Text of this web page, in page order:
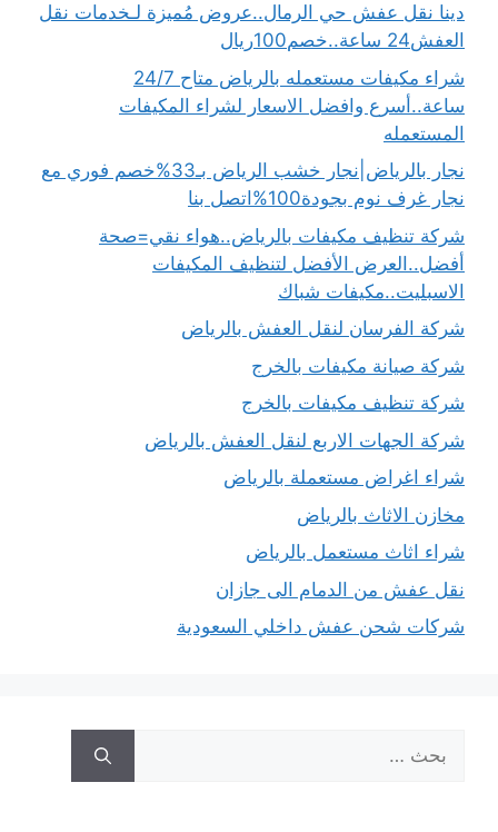
دينا نقل عفش حي الرمال..عروض مُميزة لـخدمات نقل
العفش24 ساعة..خصم100ريال
شراء مكيفات مستعمله بالرياض متاح 24/7
ساعة..أسرع وافضل الاسعار لشراء المكيفات
المستعمله
نجار بالرياض|نجار خشب الرياض بـ33%خصم فوري مع
نجار غرف نوم بجودة100%اتصل بنا
شركة تنظيف مكيفات بالرياض..هواء نقي=صحة
أفضل..العرض الأفضل لتنظيف المكيفات
الاسبليت..مكيفات شباك
شركة الفرسان لنقل العفش بالرياض
شركة صيانة مكيفات بالخرج
شركة تنظيف مكيفات بالخرج
شركة الجهات الاربع لنقل العفش بالرياض
شراء اغراض مستعملة بالرياض
مخازن الاثاث بالرياض
شراء اثاث مستعمل بالرياض
نقل عفش من الدمام الى جازان
شركات شحن عفش داخلي السعودية
عن: